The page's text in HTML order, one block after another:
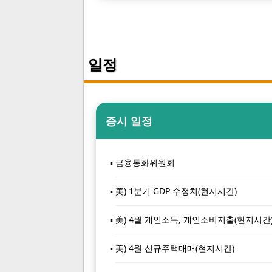
일정
증시 일정
금융통화위원회
美) 1분기 GDP 수정치(현지시간)
美) 4월 개인소득, 개인소비지출(현지시
美) 4월 신규주택매매(현지시간)